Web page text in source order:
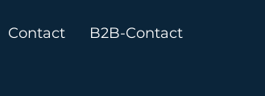
Contact B2B-Contact